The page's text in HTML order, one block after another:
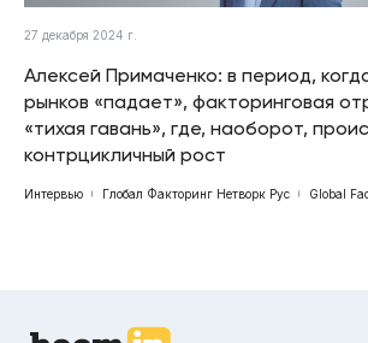
27 декабря 2024 г.
Алексей Примаченко: в период,
рынков «падает», факторинговая
«тихая гавань», где, наоборот,
контрцикличный рост
Интервью Глобал Факторинг Нетворк Рус Global